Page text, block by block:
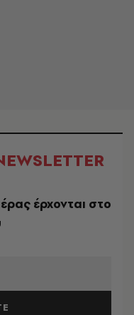
έρχονται στο